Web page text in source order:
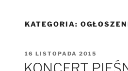
KATEGORIA:
OPUBLIKOWANE
16 LISTOPADA 2015